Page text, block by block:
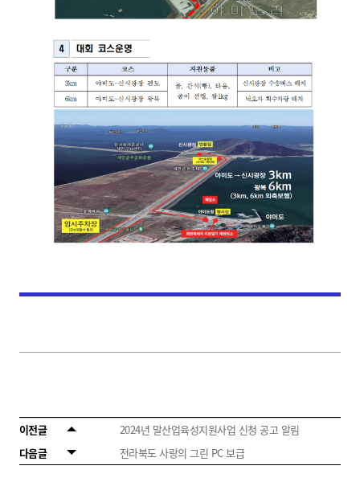
이전글
2024년 말산업육성지원사업 신청 공고 알림
다음글
전라북도 사랑의 그린 PC 보급